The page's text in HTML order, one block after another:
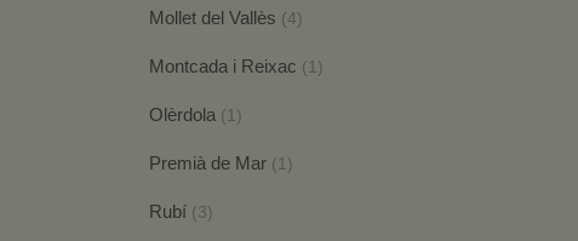
Mollet del Vallès (4)
Montcada i Reixac (1)
Olèrdola (1)
Premià de Mar (1)
Rubí (3)